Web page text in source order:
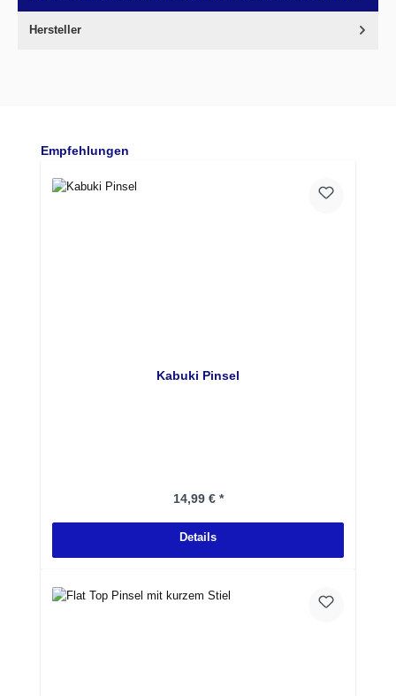
Hersteller
Produktgalerie überspringen
Empfehlungen
Kabuki Pinsel
Regulärer Preis:
14,99 € *
Details